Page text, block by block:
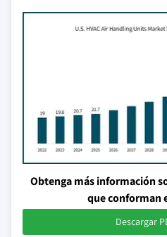
Obtenga más información
que conforman
Descargar